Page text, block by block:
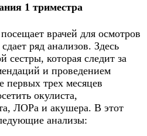
1 триместра
врачей для осмотров
ряд анализов. Здесь
сестры, которая следит за
и проведением
первых трех месяцев
окулиста,
ЛОРа и акушера. В этот
анализы: